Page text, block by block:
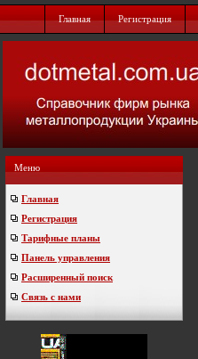
Главная Регистрация
Меню
Главная
Регистрация
Тарифные планы
Панель управления
Расширенный поиск
Связь с нами